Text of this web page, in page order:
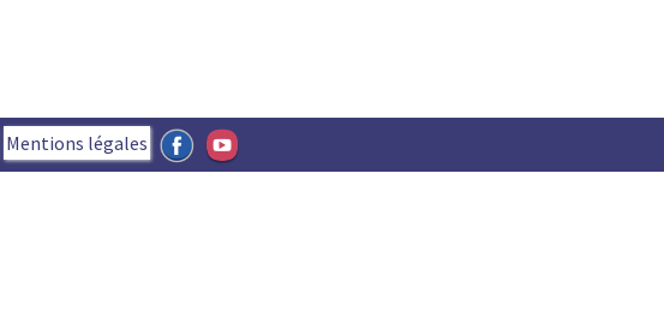
Mentions légales